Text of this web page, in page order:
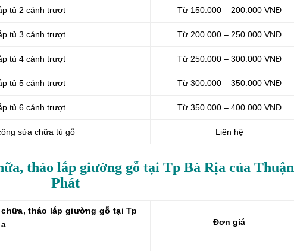
tủ 2 cánh trượt Từ 150.000 – 200.000 VNĐ
tủ 3 cánh trượt Từ 200.000 – 250.000 VNĐ
tủ 4 cánh trượt Từ 250.000 – 300.000 VNĐ
tủ 5 cánh trượt Từ 300.000 – 350.000 VNĐ
tủ 6 cánh trượt Từ 350.000 – 400.000 VNĐ
sửa chữa tủ gỗ Liên hệ
tháo lắp giường gỗ tại Tp Bà Rịa của Thuận
Phát
tháo lắp giường gỗ tại Tp
Đơn giá